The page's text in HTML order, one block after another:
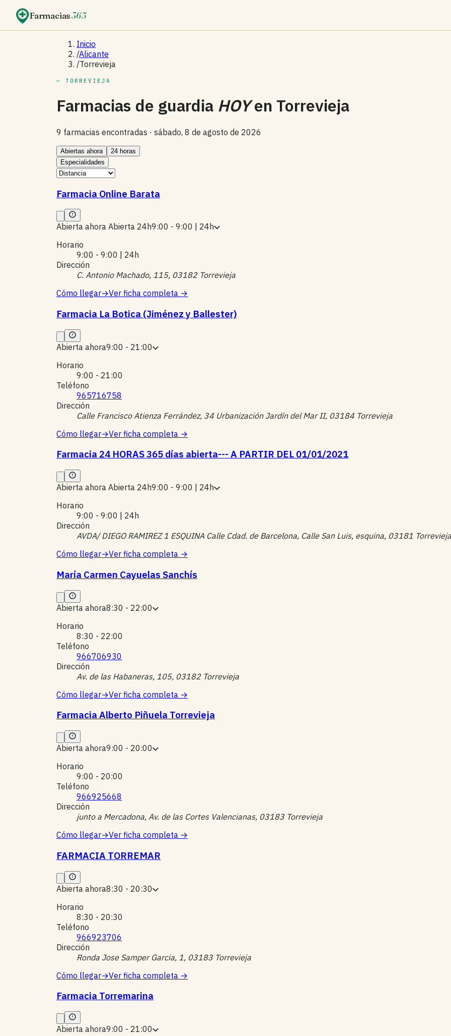
Farmacias365
Inicio
/Alicante
/Torrevieja
— TORREVIEJA
Farmacias de guardia HOYen Torrevieja
9 farmacias encontradas · sábado, 8 de agosto de 2026
Abiertas ahora
24 horas
Especialidades
Farmacia Online Barata
Abierta ahora Abierta 24h9:00 - 9:00 | 24h
Horario
9:00 - 9:00 | 24h
Dirección
C. Antonio Machado, 115, 03182 Torrevieja
Cómo llegar→Ver ficha completa →
Farmacia La Botica (Jiménez y Ballester)
Abierta ahora9:00 - 21:00
Horario
9:00 - 21:00
Teléfono
965716758
Dirección
Calle Francisco Atienza Ferrández, 34 Urbanización Jardín del Mar II, 03184 Torrevieja
Cómo llegar→Ver ficha completa →
Farmacia 24 HORAS 365 días abierta--- A PARTIR DEL 01/01/2021
Abierta ahora Abierta 24h9:00 - 9:00 | 24h
Horario
9:00 - 9:00 | 24h
Dirección
AVDA/ DIEGO RAMIREZ 1 ESQUINA Calle Cdad. de Barcelona, Calle San Luis, esquina, 03181 Torrevieja
Cómo llegar→Ver ficha completa →
María Carmen Cayuelas Sanchís
Abierta ahora8:30 - 22:00
Horario
8:30 - 22:00
Teléfono
966706930
Dirección
Av. de las Habaneras, 105, 03182 Torrevieja
Cómo llegar→Ver ficha completa →
Farmacia Alberto Piñuela Torrevieja
Abierta ahora9:00 - 20:00
Horario
9:00 - 20:00
Teléfono
966925668
Dirección
junto a Mercadona, Av. de las Cortes Valencianas, 03183 Torrevieja
Cómo llegar→Ver ficha completa →
FARMACIA TORREMAR
Abierta ahora8:30 - 20:30
Horario
8:30 - 20:30
Teléfono
966923706
Dirección
Ronda Jose Samper Garcia, 1, 03183 Torrevieja
Cómo llegar→Ver ficha completa →
Farmacia Torremarina
Abierta ahora9:00 - 21:00